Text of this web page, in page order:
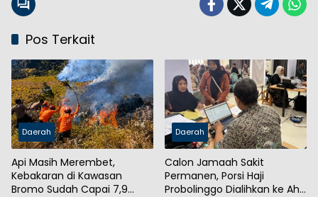
Pos Terkait
Daerah
Api Masih Merembet,
Kebakaran di Kawasan
Bromo Sudah Capai 7,9
Daerah
Calon Jamaah Sakit
Permanen, Porsi Haji
Probolinggo Dialihkan ke Ahli